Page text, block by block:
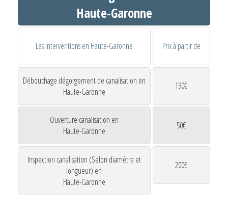
Haute-Garonne
Les interventions en Haute-Garonne Prix à partir de
Débouchage dégorgement de canalisation en
Haute-Garonne
190€
Ouverture canalisation en
Haute-Garonne
50€
Inspection canalisation (Selon diamètre et
longueur) en
Haute-Garonne
200€